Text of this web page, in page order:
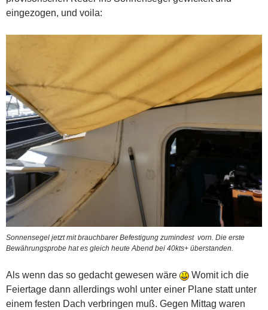
eingezogen, und voila:
Sonnensegel jetzt mit brauchbarer Befestigung zumindest vorn. Die erste
Bewährungsprobe hat es gleich heute Abend bei 40kts+ überstanden.
Als wenn das so gedacht gewesen wäre
Womit ich die
Feiertage dann allerdings wohl unter einer Plane statt unter
einem festen Dach verbringen muß. Gegen Mittag waren